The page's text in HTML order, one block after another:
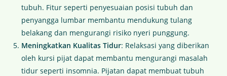
tubuh. Fitur seperti penyesuaian posisi tubuh dan
penyangga lumbar membantu mendukung tulang
belakang dan mengurangi risiko nyeri punggung.
Meningkatkan Kualitas Tidur: Relaksasi yang diberikan
oleh kursi pijat dapat membantu mengurangi masalah
tidur seperti insomnia. Pijatan dapat membuat tubuh